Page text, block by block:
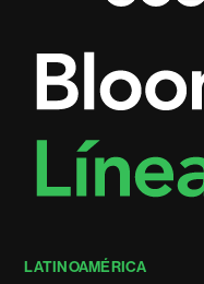
LATINOAMÉRICA